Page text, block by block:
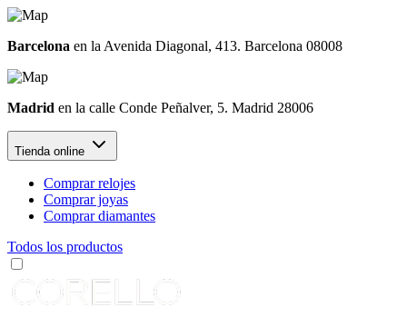
Barcelona en la Avenida Diagonal, 413. Barcelona 08008
Madrid en la calle Conde Peñalver, 5. Madrid 28006
Tienda online
Comprar relojes
Comprar joyas
Comprar diamantes
Todos los productos